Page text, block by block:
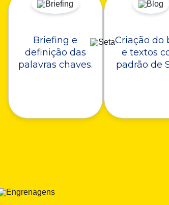
Briefing e
definição das
palavras chaves.
Criação do
e textos
padrão de